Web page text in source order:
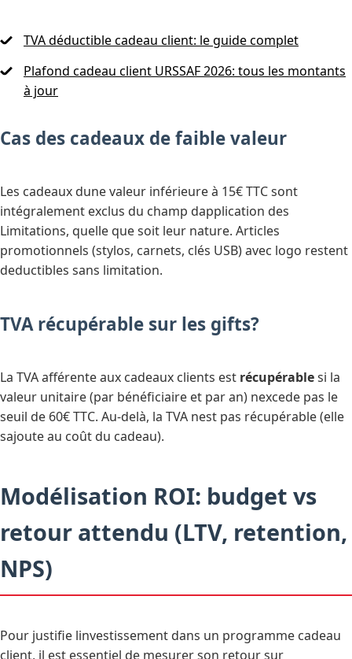
TVA déductible cadeau client: le guide complet
Plafond cadeau client URSSAF 2026: tous les montants
à jour
Cas des cadeaux de faible valeur
Les cadeaux dune valeur inférieure à 15€ TTC sont
intégralement exclus du champ dapplication des
Limitations, quelle que soit leur nature. Articles
promotionnels (stylos, carnets, clés USB) avec logo restent
deductibles sans limitation.
TVA récupérable sur les gifts?
La TVA afférente aux cadeaux clients est récupérablesi la
valeur unitaire (par bénéficiaire et par an) nexcede pas le
seuil de 60€ TTC. Au-delà, la TVA nest pas récupérable (elle
sajoute au coût du cadeau).
Modélisation ROI: budget vs
retour attendu (LTV, retention,
NPS)
Pour justifie linvestissement dans un programme cadeau
client, il est essentiel de mesurer son retour sur